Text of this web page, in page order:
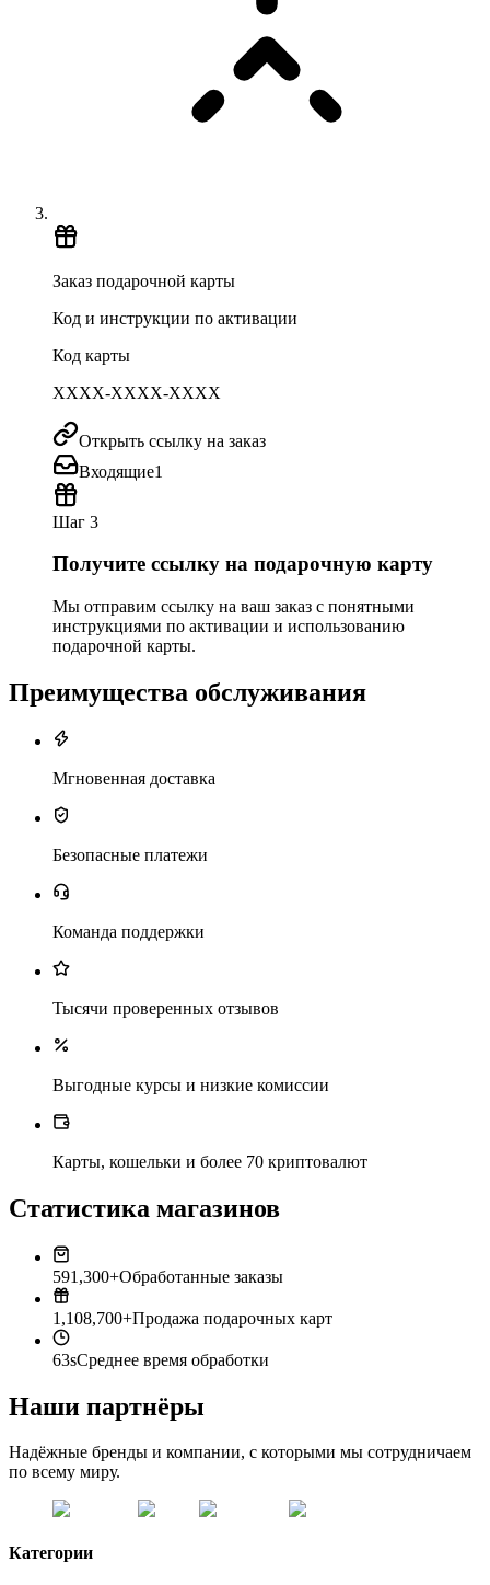
Заказ подарочной карты
Код и инструкции по активации
Код карты
XXXX-XXXX-XXXX
Открыть ссылку на заказ
Входящие1
Шаг 3
Получите ссылку на подарочную карту
Мы отправим ссылку на ваш заказ с понятными
инструкциями по активации и использованию
подарочной карты.
Преимущества обслуживания
Мгновенная доставка
Безопасные платежи
Команда поддержки
Тысячи проверенных отзывов
Выгодные курсы и низкие комиссии
Карты, кошельки и более 70 криптовалют
Статистика магазинов
591,300+Обработанные заказы
1,108,700+Продажа подарочных карт
63sСреднее время обработки
Наши партнёры
Надёжные бренды и компании, с которыми мы сотрудничаем
по всему миру.
Категории